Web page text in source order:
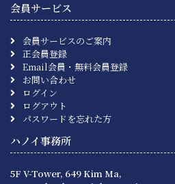
会員サービス
会員サービスのご案内
正会員登録
Email会員・無料会員登録
お問い合わせ
ログイン
ログアウト
パスワードを忘れた方
ハノイ事務所
5F V-Tower, 649 Kim Ma,